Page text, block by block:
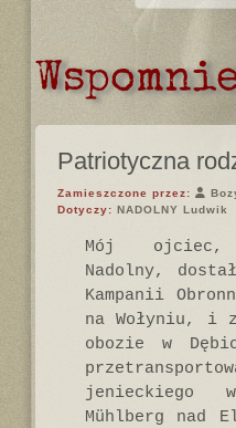
Patriotyczna
Zamieszczone przez:
Dotyczy: NADOLNY Ludwik
Mój
Nadolny,
Kampanii
na Wołyniu, i
obozie w
jenieckiego
Mühlberg nad